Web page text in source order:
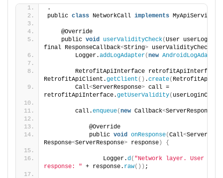
.
public class NetworkCall implements MyApiService
    @Override
    public
void userValidityCheck(User
final ResponseCallback<String>
        Logger.
addLogAdapter(new AndroidLogAdapter
RetrofitApiInterface retrofitApiInterface
RetrofitApiClient.getClient () .create(
        Call
<ServerResponse> call =
retrofitApiInterface.getUserValidity(
        call.
enqueue(new Callback<ServerResponse
            @Override
            public
void onResponse(Call<
Response<ServerResponse> response) {
                Logger.
d ( "Network layer. User
response: " + response. raw()) ;